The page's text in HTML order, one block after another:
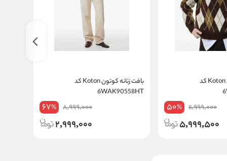
پلیور زنانه کوتون Koton کد
11,999,000
50%
5,999,500
بافت زنانه کوتون Koton کد
6WAK90558HT
8,999,000
67%
2,999,000